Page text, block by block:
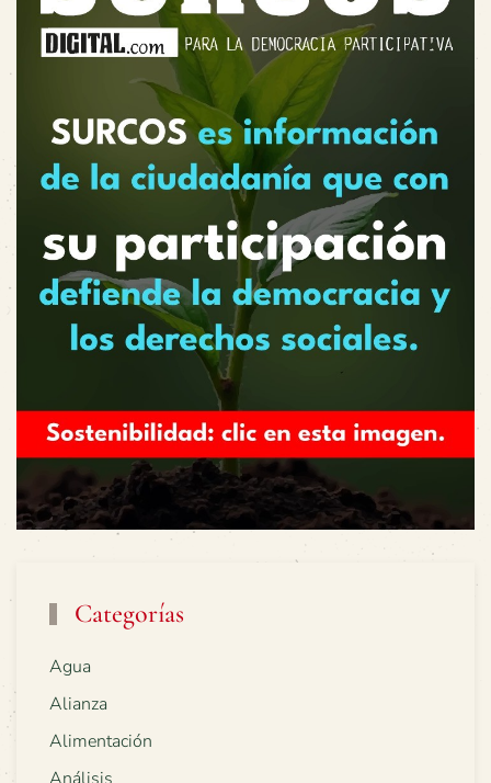
Categorías
Agua
Alianza
Alimentación